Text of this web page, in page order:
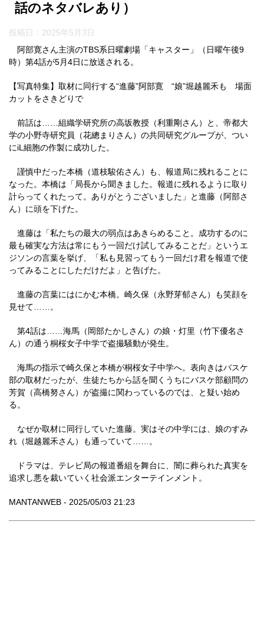
話のネタバレあり）
投稿日： 2025年5月3日
阿部寛さん主演のTBS系日曜劇場「キャスター」（日曜午後9
時）第4話が5月4日に放送される。
【写真特集】取材に同行する“進藤”阿部寛 “娘”堀越麗禾も 場面
カットをさきどりで
前話は……組織学研究所の高坂教授（利重剛さん）と、帝都大
学の小野寺研究員（花總まりさん）の共同研究グループが、つい
にiL細胞の作製に成功した。
謹慎中だった本橋（道枝駿佑さん）も、報道局に残れることに
なった。本橋は「局長から聞きました。報道に残れるように取り
計らってくれたって。ありがとうございました」と進藤（阿部さ
ん）に頭を下げた。
進藤は「私たちの最大の弱点はあきらめること。成功するのに
最も確実な方法は常にもう一回だけ試してみることだ」というエ
ジソンの言葉を挙げ、「私も見習ってもう一回だけ君を報道で使
ってみることにしただけだよ」と告げた。
進藤の言葉にはにかむ本橋。崎久保（永野芽郁さん）も笑顔を
見せて……。
第4話は……海馬（岡部たかしさん）の娘・灯里（竹下優名さ
ん）の通う桐桜女子中学で盗撮騒動が発生。
海馬の指示で崎久保と本橋が桐桜女子中学へ。表向きはバスケ
部の取材だったが、生徒たちから話を聞くうちにバスケ部顧問の
芳賀（高橋努さん）が盗撮に関わっているのでは、と疑い始め
る。
なぜか取材に同行していた進藤。実はその中学には、娘のすみ
れ（堀越麗禾さん）も通っていて……。
ドラマは、テレビ局の報道番組を舞台に、闇に葬られた真実を
追求し悪を裁いていく社会派エンターテインメント。
MANTANWEB - 2025/05/03 21:23